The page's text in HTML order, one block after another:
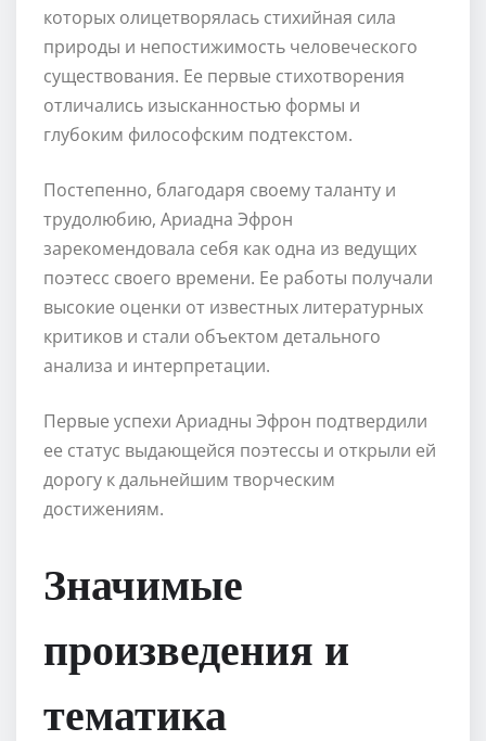
которых олицетворялась стихийная сила
природы и непостижимость человеческого
существования. Ее первые стихотворения
отличались изысканностью формы и
глубоким философским подтекстом.
Постепенно, благодаря своему таланту и
трудолюбию, Ариадна Эфрон
зарекомендовала себя как одна из ведущих
поэтесс своего времени. Ее работы получали
высокие оценки от известных литературных
критиков и стали объектом детального
анализа и интерпретации.
Первые успехи Ариадны Эфрон подтвердили
ее статус выдающейся поэтессы и открыли ей
дорогу к дальнейшим творческим
достижениям.
Значимые
произведения и
тематика